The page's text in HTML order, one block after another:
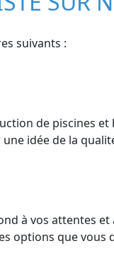
suivants :
de piscines
idée de la
à vos attentes
options que